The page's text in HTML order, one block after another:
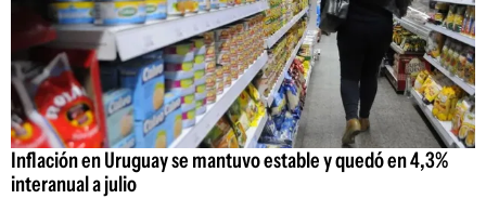
Inflación en Uruguay se mantuvo estable y quedó en 4,3%
interanual a julio